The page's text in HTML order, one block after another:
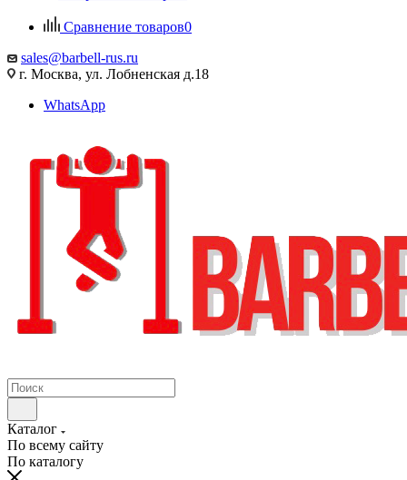
Сравнение товаров0
sales@barbell-rus.ru
г. Москва, ул. Лобненская д.18
WhatsApp
Каталог
По всему сайту
По каталогу